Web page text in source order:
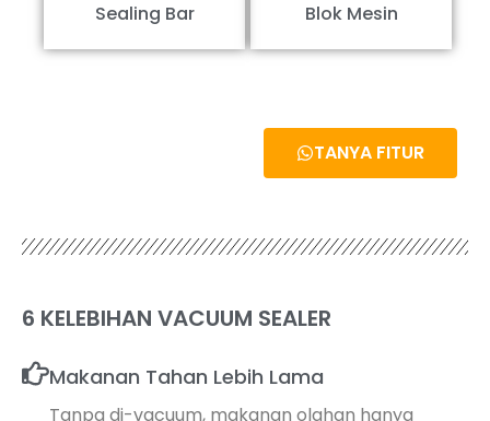
Sealing Bar Blok Mesin
TANYA FITUR
6 KELEBIHAN VACUUM SEALER
Makanan Tahan Lebih Lama
Tanpa di-vacuum, makanan olahan hanya